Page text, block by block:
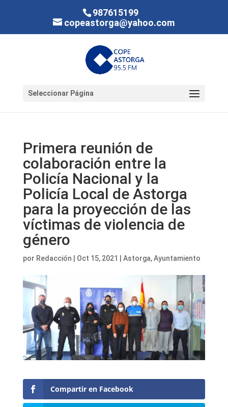
987615199
copeastorga@yahoo.com
Seleccionar Página
Primera reunión de
colaboración entre la
Policía Nacional y la
Policía Local de Astorga
para la proyección de las
víctimas de violencia de
género
por Redacción Oct 15, 2021 Astorga,Ayuntamiento
Compartir en Facebook